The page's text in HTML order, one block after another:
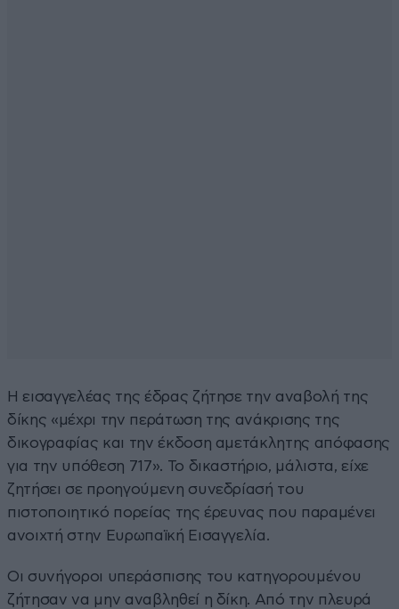
Η εισαγγελέας της έδρας ζήτησε την αναβολή της
δίκης «μέχρι την περάτωση της ανάκρισης της
δικογραφίας και την έκδοση αμετάκλητης απόφασης
για την υπόθεση 717». Το δικαστήριο, μάλιστα, είχε
ζητήσει σε προηγούμενη συνεδρίασή του
πιστοποιητικό πορείας της έρευνας που παραμένει
ανοιχτή στην Ευρωπαϊκή Εισαγγελία.
Οι συνήγοροι υπεράσπισης του κατηγορουμένου
ζήτησαν να μην αναβληθεί η δίκη. Από την πλευρά